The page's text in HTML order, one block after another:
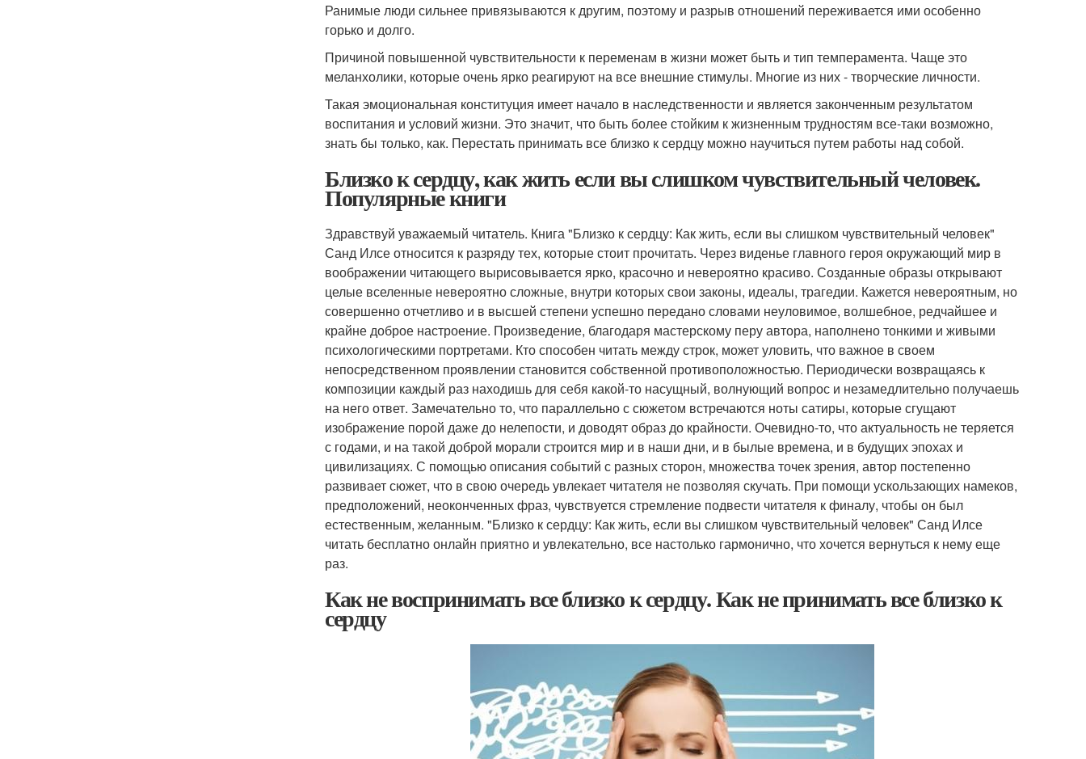
Ранимые люди сильнее привязываются к другим, поэтому и разрыв отношений переживается ими особенно
горько и долго.
Причиной повышенной чувствительности к переменам в жизни может быть и тип темперамента. Чаще это
меланхолики, которые очень ярко реагируют на все внешние стимулы. Многие из них - творческие личности.
Такая эмоциональная конституция имеет начало в наследственности и является законченным результатом
воспитания и условий жизни. Это значит, что быть более стойким к жизненным трудностям все-таки возможно,
знать бы только, как. Перестать принимать все близко к сердцу можно научиться путем работы над собой.
Близко к сердцу, как жить если вы слишком чувствительный человек.
Популярные книги
Здравствуй уважаемый читатель. Книга "Близко к сердцу: Как жить, если вы слишком чувствительный человек"
Санд Илсе относится к разряду тех, которые стоит прочитать. Через виденье главного героя окружающий мир в
воображении читающего вырисовывается ярко, красочно и невероятно красиво. Созданные образы открывают
целые вселенные невероятно сложные, внутри которых свои законы, идеалы, трагедии. Кажется невероятным, но
совершенно отчетливо и в высшей степени успешно передано словами неуловимое, волшебное, редчайшее и
крайне доброе настроение. Произведение, благодаря мастерскому перу автора, наполнено тонкими и живыми
психологическими портретами. Кто способен читать между строк, может уловить, что важное в своем
непосредственном проявлении становится собственной противоположностью. Периодически возвращаясь к
композиции каждый раз находишь для себя какой-то насущный, волнующий вопрос и незамедлительно получаешь
на него ответ. Замечательно то, что параллельно с сюжетом встречаются ноты сатиры, которые сгущают
изображение порой даже до нелепости, и доводят образ до крайности. Очевидно-то, что актуальность не теряется
с годами, и на такой доброй морали строится мир и в наши дни, и в былые времена, и в будущих эпохах и
цивилизациях. С помощью описания событий с разных сторон, множества точек зрения, автор постепенно
развивает сюжет, что в свою очередь увлекает читателя не позволяя скучать. При помощи ускользающих намеков,
предположений, неоконченных фраз, чувствуется стремление подвести читателя к финалу, чтобы он был
естественным, желанным. "Близко к сердцу: Как жить, если вы слишком чувствительный человек" Санд Илсе
читать бесплатно онлайн приятно и увлекательно, все настолько гармонично, что хочется вернуться к нему еще
раз.
Как не воспринимать все близко к сердцу. Как не принимать все близко к
сердцу